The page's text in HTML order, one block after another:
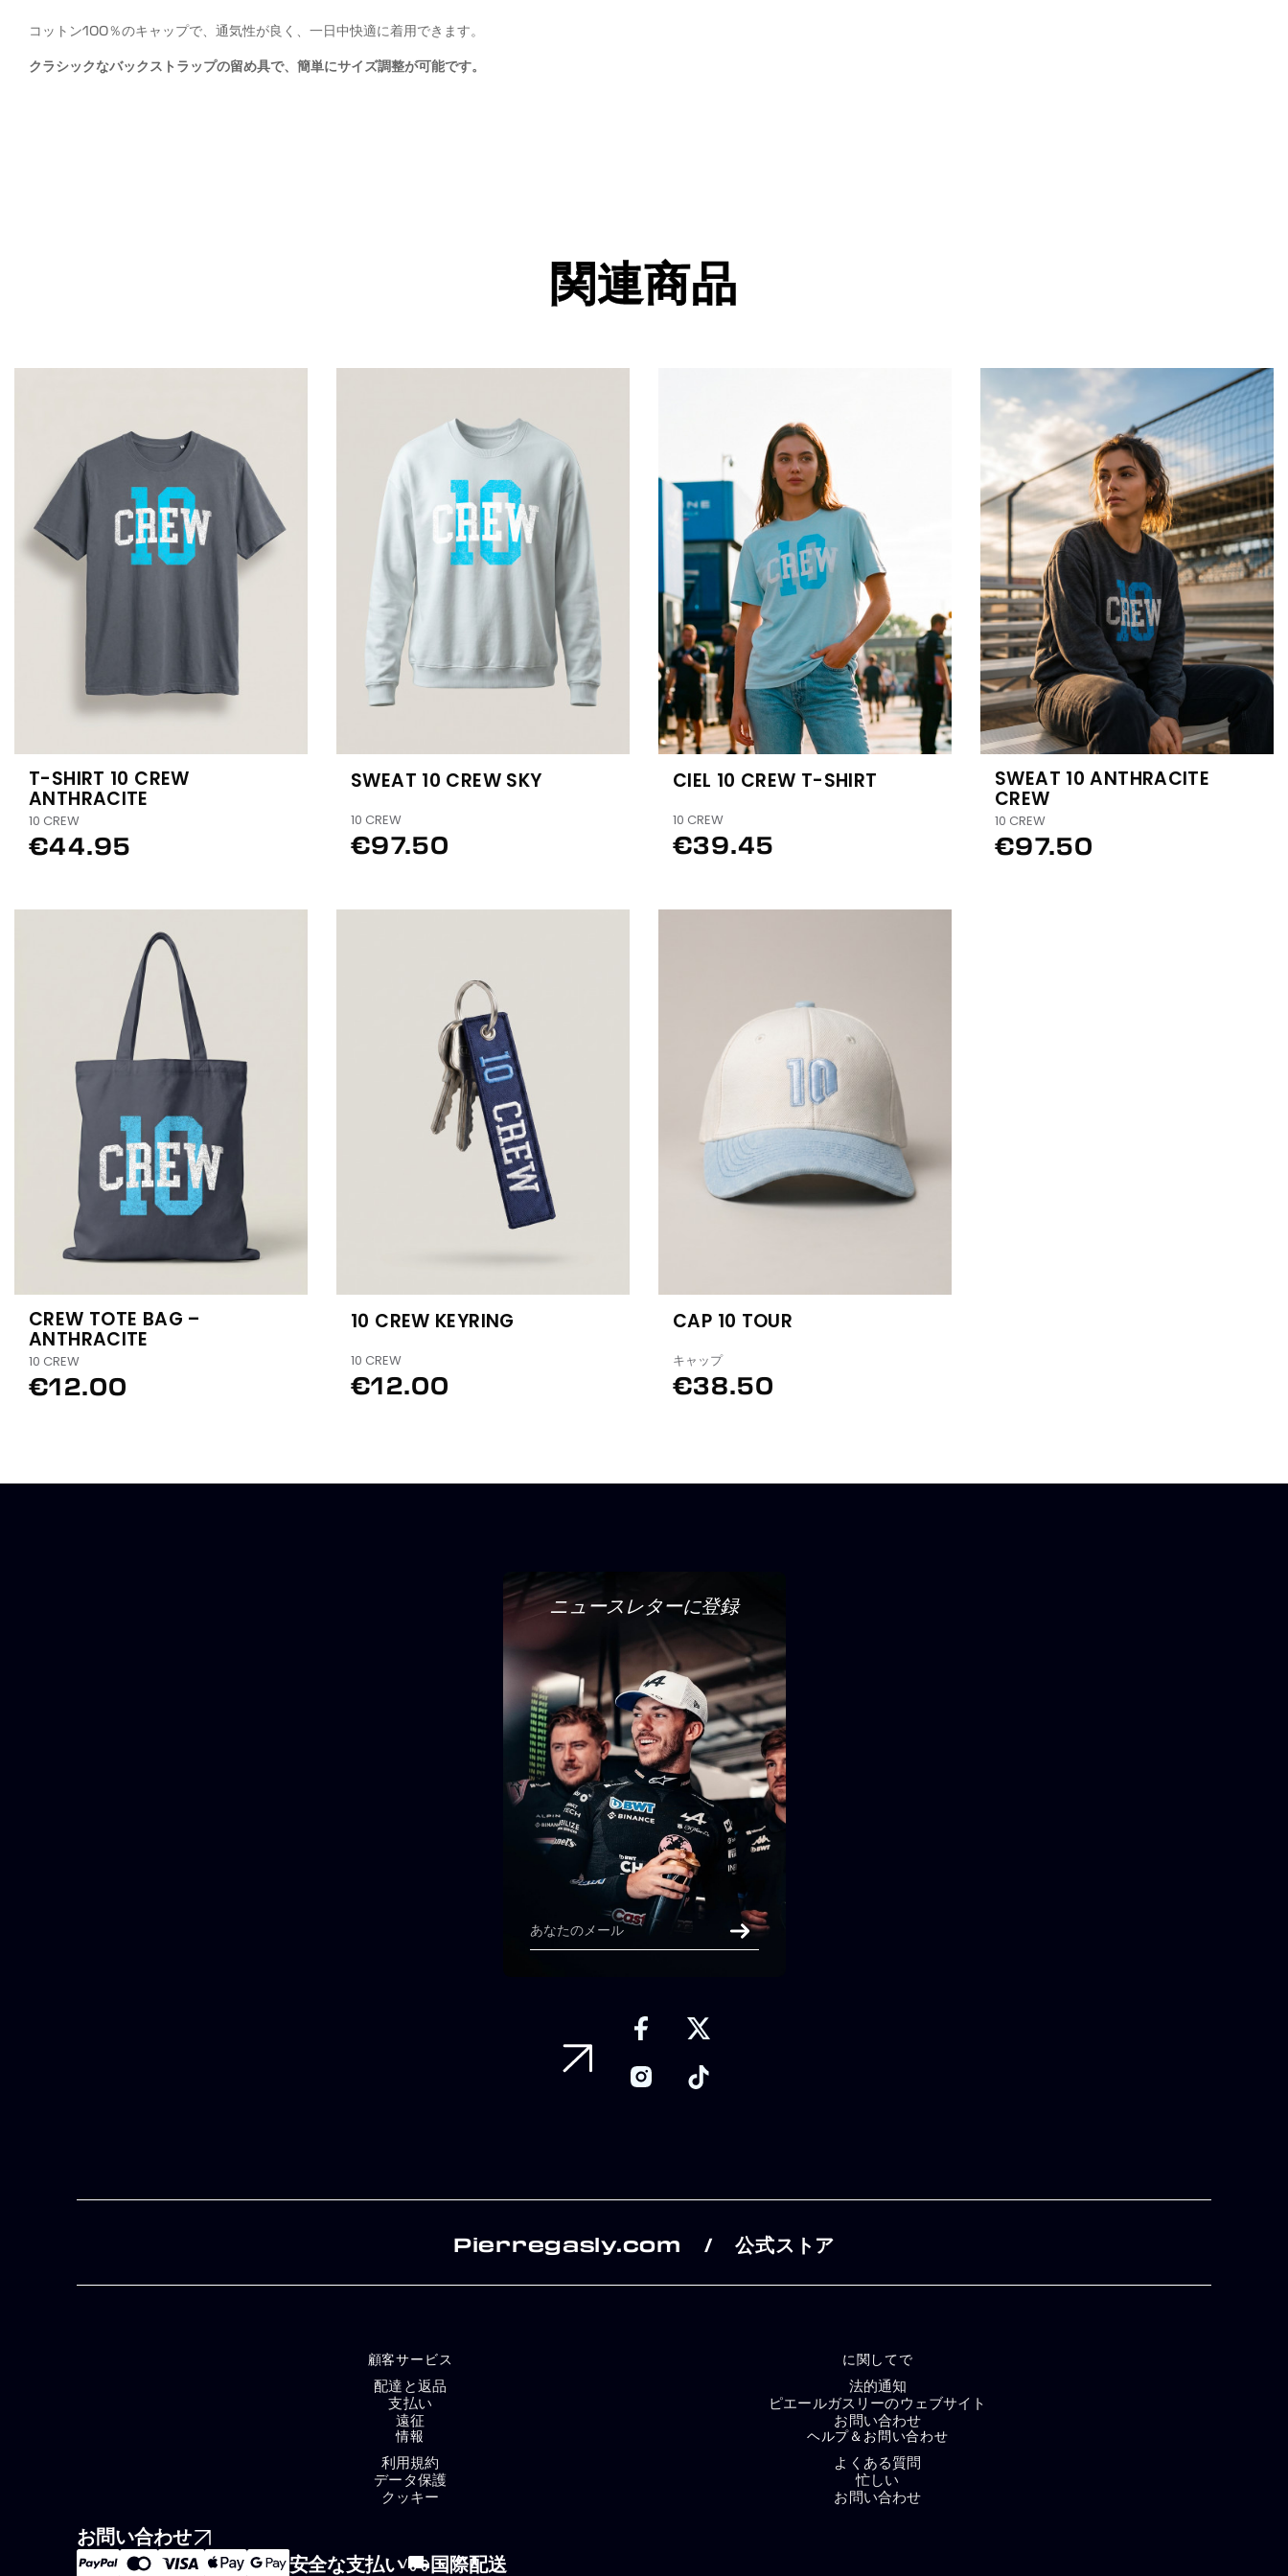
コットン100％のキャップで、通気性が良く、一日中快適に着用できます。
クラシックなバックストラップの留め具で、簡単にサイズ調整が可能です。
関連商品
T-SHIRT 10 CREW
ANTHRACITE
10 CREW
€44.95
SWEAT 10 CREW SKY
10 CREW
€97.50
CIEL 10 CREW T-SHIRT
10 CREW
€39.45
SWEAT 10 ANTHRACITE
CREW
10 CREW
€97.50
CREW TOTE BAG –
ANTHRACITE
10 CREW
€12.00
10 CREW KEYRING
10 CREW
€12.00
CAP 10 TOUR
キャップ
€38.50
ニュースレターに登録
Pierregasly.com / 公式ストア
顧客サービス
配達と返品
支払い
遠征
に関してで
法的通知
ピエールガスリーのウェブサイト
お問い合わせ
情報
利用規約
データ保護
クッキー
ヘルプ＆お問い合わせ
よくある質問
忙しい
お問い合わせ
お問い合わせ
安全な支払い/local_shipping国際配送